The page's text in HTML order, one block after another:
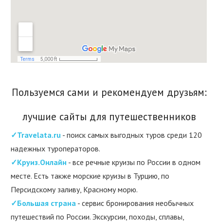
Пользуемся сами и рекомендуем друзьям:
лучшие сайты для путешественников
✓Travelata.ru - поиск самых выгодных туров среди 120
надежных туроператоров.
✓Круиз.Онлайн - все речные круизы по России в одном
месте. Есть также морские круизы в Турцию, по
Персидскому заливу, Красному морю.
✓Большая страна - сервис бронирования необычных
путешествий по России. Экскурсии, походы, сплавы,